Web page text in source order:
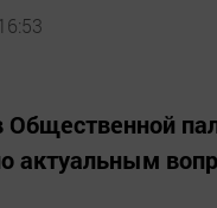
актуальным